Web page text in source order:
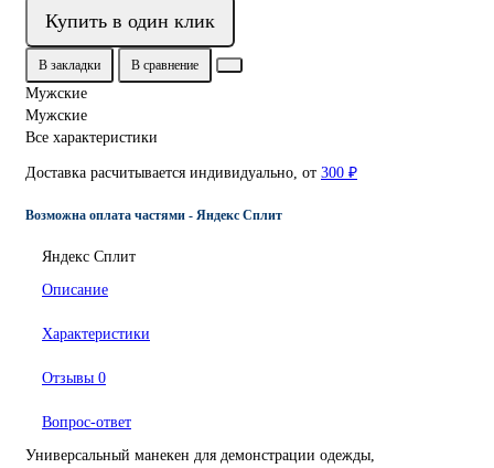
Купить в один клик
В закладки В сравнение
Мужские
Мужские
Все характеристики
Доставка расчитывается индивидуально, от 300 ₽
Возможна оплата частями - Яндекс Сплит
Яндекс Сплит
Описание
Характеристики
Отзывы 0
Вопрос-ответ
Универсальный манекен для демонстрации одежды,